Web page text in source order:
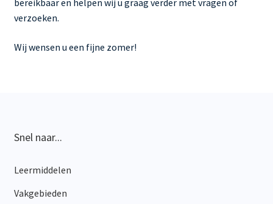
verzoeken.
Wij wensen u een fijne zomer!
Snel naar...
Leermiddelen
Vakgebieden